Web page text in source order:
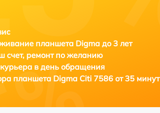
планшета Digma до 3 лет
счет, ремонт по желанию
в день обращения
планшета Digma Citi 7586 от 35 минут